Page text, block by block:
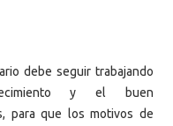
debe seguir trabajando
y el buen
para que los motivos de